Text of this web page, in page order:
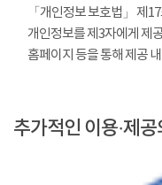
「개인정보 보호법」 제
개인정보를 제3자에게 제
홈페이지 등을 통해 제공
추가적인 이용·제